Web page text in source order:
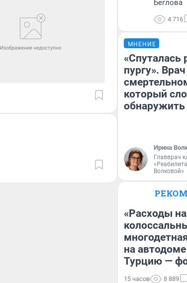
Беглова
4 716
МНЕНИЕ
«Спуталась
пургу».
который
обнаружить
Ирина
Главврач
Волковой»
«Расходы
на
Турцию —
15 часов 8 889